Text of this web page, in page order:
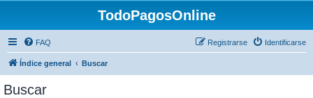
TodoPagosOnline
FAQ Identificarse
Registrarse
Índice general Buscar
Buscar